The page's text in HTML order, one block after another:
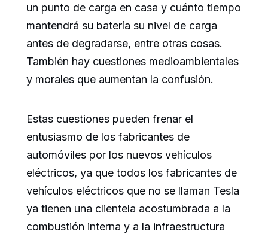
un punto de carga en casa y cuánto tiempo
mantendrá su batería su nivel de carga
antes de degradarse, entre otras cosas.
También hay cuestiones medioambientales
y morales que aumentan la confusión.
Estas cuestiones pueden frenar el
entusiasmo de los fabricantes de
automóviles por los nuevos vehículos
eléctricos, ya que todos los fabricantes de
vehículos eléctricos que no se llaman Tesla
ya tienen una clientela acostumbrada a la
combustión interna y a la infraestructura